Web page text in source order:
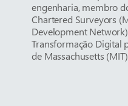
engenharia, membro
Chartered Surveyors
Development
Transformação Digital
de Massachusetts (MIT)